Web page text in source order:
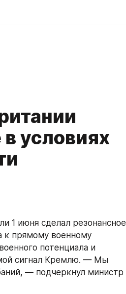
условиях
1 июня сделал резонансное
к прямому военному
потенциала и
сигнал Кремлю. — Мы
— подчеркнул министр